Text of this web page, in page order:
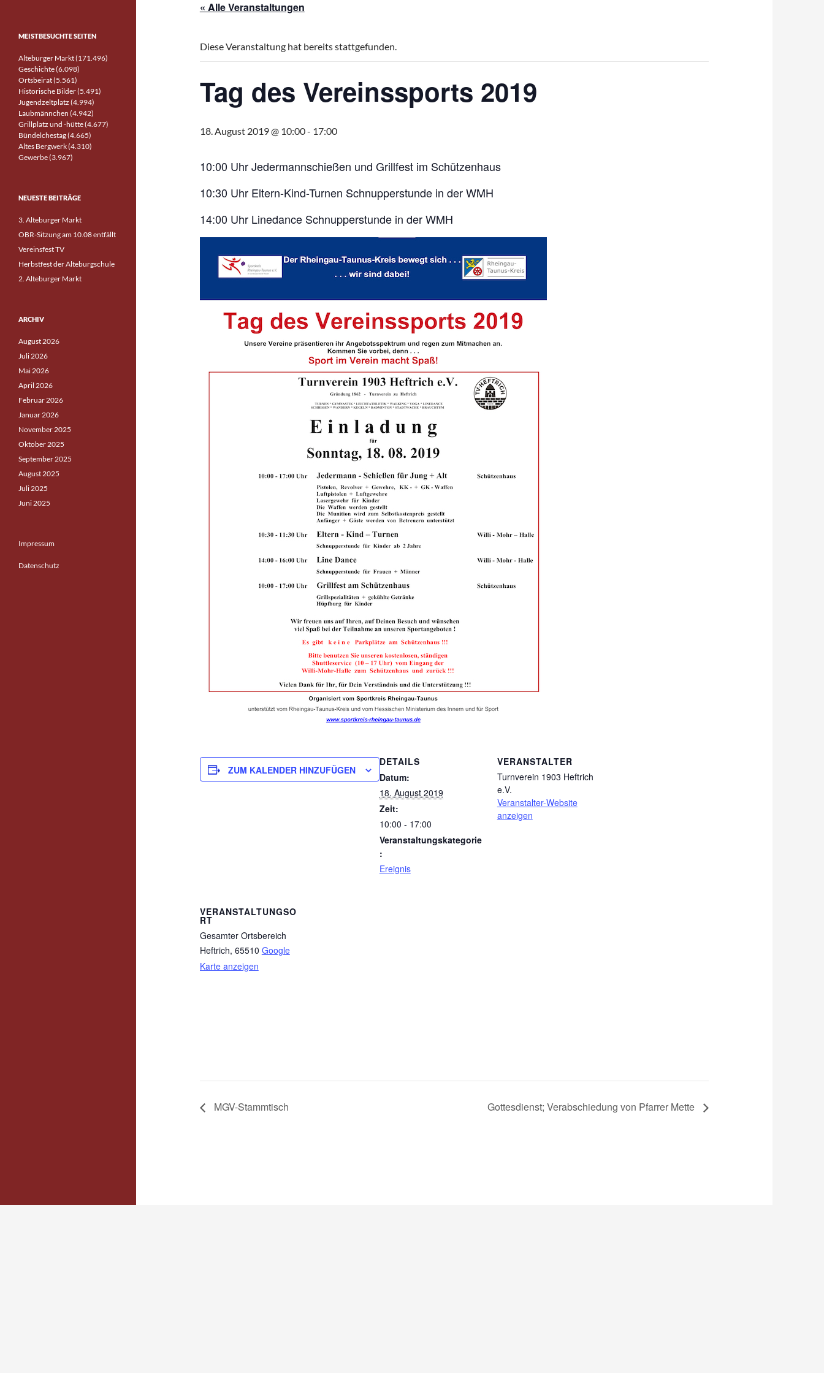
« Alle Veranstaltungen
Diese Veranstaltung hat bereits stattgefunden.
Tag des Vereinssports 2019
18. August 2019 @ 10:00- 17:00
10:00 Uhr Jedermannschießen und Grillfest im Schützenhaus
10:30 Uhr Eltern-Kind-Turnen Schnupperstunde in der WMH
14:00 Uhr Linedance Schnupperstunde in der WMH
ZUM KALENDER HINZUFÜGEN
DETAILS
Datum:
18. August 2019
Zeit:
10:00 - 17:00
Veranstaltungskategorie
:
Ereignis
VERANSTALTER
Turnverein 1903 Heftrich
e.V.
Veranstalter-Website
anzeigen
VERANSTALTUNGSO
RT
Gesamter Ortsbereich
Heftrich, 65510 Google
Karte anzeigen
MGV-Stammtisch Gottesdienst; Verabschiedung von Pfarrer Mette
MEISTBESUCHTE SEITEN
Alteburger Markt (171.496)
Geschichte (6.098)
Ortsbeirat (5.561)
Historische Bilder (5.491)
Jugendzeltplatz (4.994)
Laubmännchen (4.942)
Grillplatz und -hütte (4.677)
Bündelchestag (4.665)
Altes Bergwerk (4.310)
Gewerbe (3.967)
NEUESTE BEITRÄGE
3. Alteburger Markt
OBR-Sitzung am 10.08 entfällt
Vereinsfest TV
Herbstfest der Alteburgschule
2. Alteburger Markt
ARCHIV
August 2026
Juli 2026
Mai 2026
April 2026
Februar 2026
Januar 2026
November 2025
Oktober 2025
September 2025
August 2025
Juli 2025
Juni 2025
Impressum
Datenschutz